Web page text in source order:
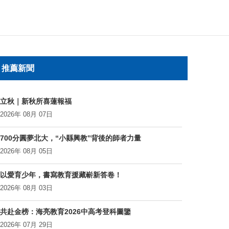
推薦新聞
立秋｜新秋所喜蓮報福
2026年 08月 07日
700分圓夢北大，“小縣興教”背後的師者力量
2026年 08月 05日
以愛育少年，書寫教育援藏嶄新答卷！
2026年 08月 03日
共赴金榜：海亮教育2026中高考登科圖鑒
2026年 07月 29日